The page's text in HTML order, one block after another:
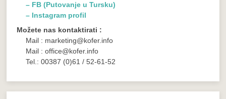
– FB (Putovanje u Tursku)
– Instagram profil
Možete nas kontaktirati :
Mail : marketing@kofer.info
Mail : office@kofer.info
Tel.: 00387 (0)61 / 52-61-52